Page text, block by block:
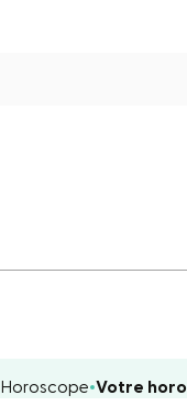
Horoscope Votre